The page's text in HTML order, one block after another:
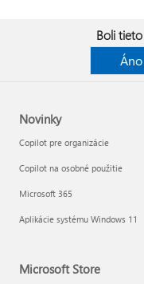
Boli
Áno
Novinky
Copilot pre organizácie
Copilot na osobné použitie
Microsoft 365
Aplikácie systému Windows 11
Microsoft Store